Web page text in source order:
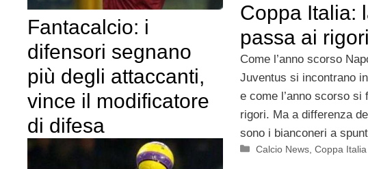
Fantacalcio: i
difensori segnano
più degli attaccanti,
vince il modificatore
di difesa
Coppa Italia:
passa ai rigori
Come l’anno scorso
Juventus si incontrano
e come l’anno scorso si
rigori. Ma a differenza
sono i bianconeri a
Categorie
Calcio News ,Coppa Italia